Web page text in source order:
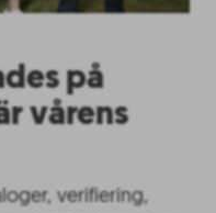
på
vårens
verifiering,